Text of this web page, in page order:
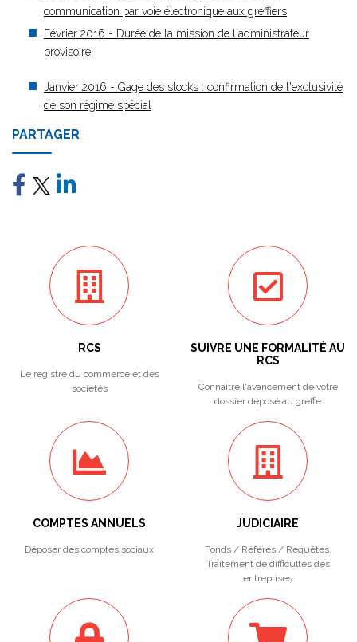
communication par voie électronique aux greffiers
Février 2016 - Durée de la mission de l'administrateur
provisoire
Janvier 2016 - Gage des stocks : confirmation de l'exclusivité
de son régime spécial
PARTAGER
RCS
Le registre du commerce et des
sociétés
SUIVRE UNE FORMALITÉ AU
RCS
Connaitre l'avancement de votre
dossier déposé au greffe
COMPTES ANNUELS
Déposer des comptes sociaux
JUDICIAIRE
Fonds / Référés / Requêtes.
Traitement de difficultés des
entreprises